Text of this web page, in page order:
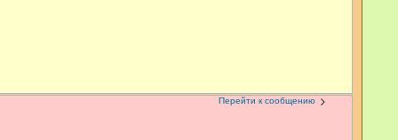
Перейти к сообщению